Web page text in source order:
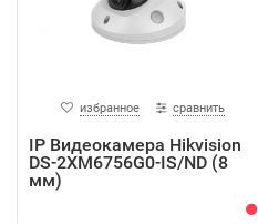
избранное сравнить
IP Видеокамера Hikvision
DS-2XM6756G0-IS/ND (8
мм)